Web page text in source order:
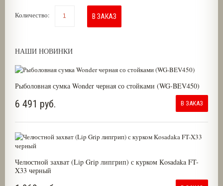
Количество: В ЗАКАЗ
НАШИ НОВИНКИ
Рыболовная сумка Wonder черная со стойками (WG-BEV450)
6 491 руб. В ЗАКАЗ
Челюстной захват (Lip Grip липгрип) с курком Kosadaka FT-
X33 черный